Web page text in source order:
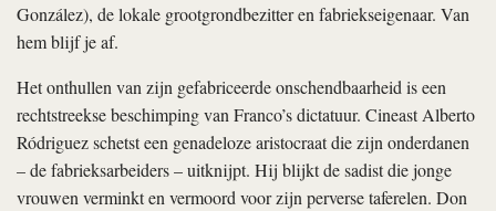
González), de lokale grootgrondbezitter en fabriekseigenaar. Van
hem blijf je af.
Het onthullen van zijn gefabriceerde onschendbaarheid is een
rechtstreekse beschimping van Franco’s dictatuur. Cineast Alberto
Ródriguez schetst een genadeloze aristocraat die zijn onderdanen
– de fabrieksarbeiders – uitknijpt. Hij blijkt de sadist die jonge
vrouwen verminkt en vermoord voor zijn perverse taferelen. Don